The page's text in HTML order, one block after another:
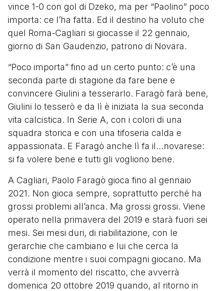
vince 1-0 con gol di Dzeko, ma per “Paolino” poco
importa: ce l’ha fatta. Ed il destino ha voluto che
quel Roma-Cagliari si giocasse il 22 gennaio,
giorno di San Gaudenzio, patrono di Novara.
“Poco importa” fino ad un certo punto: c’è una
seconda parte di stagione da fare bene e
convincere Giulini a tesserarlo. Faragò farà bene,
Giulini lo tesserò e da lì è iniziata la sua seconda
vita calcistica. In Serie A, con i colori di una
squadra storica e con una tifoseria calda e
appassionata. E Faragò anche lì fa il…novarese:
si fa volere bene e tutti gli vogliono bene.
A Cagliari, Paolo Faragò gioca fino al gennaio
2021. Non gioca sempre, soprattutto perché ha
grossi problemi all’anca. Ma grossi grossi. Viene
operato nella primavera del 2019 e starà fuori sei
mesi. Sei mesi duri, di riabilitazione, con le
gerarchie che cambiano e lui che cerca la
condizione mentre i suoi compagni giocano. Ma
verrà il momento del riscatto, che avverrà
domenica 20 ottobre 2019 quando, al ritorno in